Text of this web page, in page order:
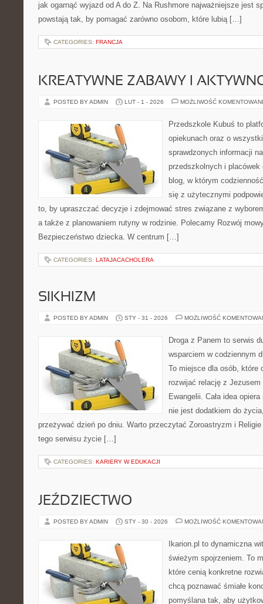
jak ogarnąć wyjazd od A do Z. Na Rushmore najważniejsze jest
powstają tak, by pomagać zarówno osobom, które lubią […]
CATEGORIES: FRANCJA
KREATYWNE ZABAWY I
POSTED BY ADMIN LUT - 1 - 2026 MOŻLIWOŚĆ
Przedszkole Kubuś to
opiekunach oraz o
sprawdzonych informacji
przedszkolnych i placówek
blog, w którym
się z użytecznymi
to, by upraszczać decyzje i zdejmować stres związane z
a także z planowaniem rutyny w rodzinie. Polecamy Rozwój
Bezpieczeństwo dziecka. W centrum […]
CATEGORIES: LATAJACACHOLERA
SIKHIZM
POSTED BY ADMIN STY - 31 - 2026 MOŻLIWOŚĆ
Droga z Panem to serwis
wsparciem w codziennym
To miejsce dla osób, które
rozwijać relację z
Ewangelii. Cała idea
nie jest dodatkiem do
przeżywać dzień po dniu. Warto przeczytać Zoroastryzm i Religie
tego serwisu życie […]
CATEGORIES: KARIERY W EDUKACJI
JEŹDZIECTWO
POSTED BY ADMIN STY - 30 - 2026 MOŻLIWOŚĆ
Ikarion.pl to dynamiczna
świeżym spojrzeniem. To
które cenią konkretne
chcą poznawać śmiałe
pomyślana tak, aby